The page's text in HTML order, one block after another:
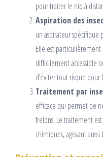
pour traiter le nid à
Aspiration des
un aspirateur spécifique
Elle est
difficilement accessible
d’éviter tout risque pour
Traitement par
efficace qui permet de
frelons. Le traitement est
chimiques, agissant